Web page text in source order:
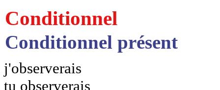
Conditionnel
Conditionnel présent
j'observerais
tu observerais